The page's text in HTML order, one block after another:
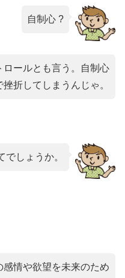
自制心 ?
ロールとも言う。自制心
折してしまうんじゃ。
でしょうか。
感情や欲望を未来のため